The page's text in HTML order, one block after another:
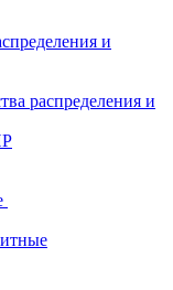
и
распределения и